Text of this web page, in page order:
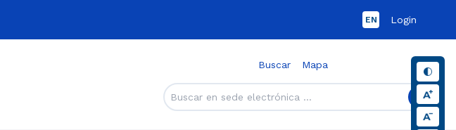
EN Login
Buscar Mapa